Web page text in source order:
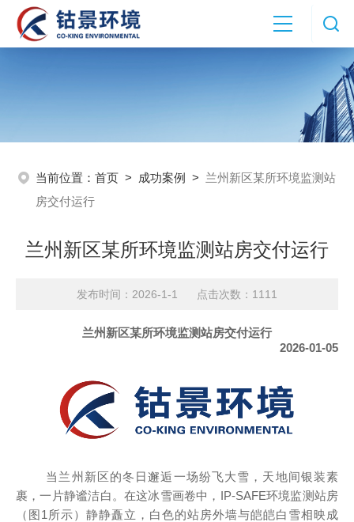
当前位置： 首页 > 成功案例 > 兰州新区某所环境监测站
房交付运行
兰州新区某所环境监测站房交付运行
发布时间：2026-1-1 点击次数：1111
兰州新区某所环境监测站房交付运行
2026-01-05
当兰州新区的冬日邂逅一场纷飞大雪，天地间银装素
裹，一片静谧洁白。在这冰雪画卷中， IP-SAFE环境监测站房
（图1 所示）静静矗立，白色的站房外墙与皑皑白雪相映成